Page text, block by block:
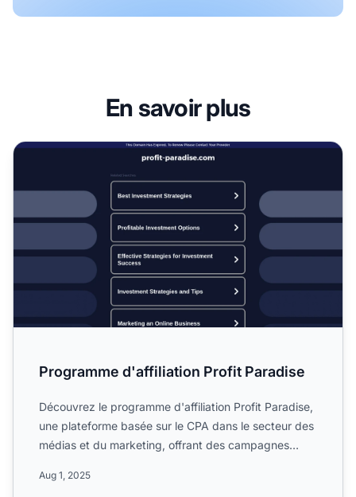
En savoir plus
Programme d'affiliation Profit Paradise
Programme d'affiliation Profit Paradise
Découvrez le programme d'affiliation Profit Paradise,
une plateforme basée sur le CPA dans le secteur des
médias et du marketing, offrant des campagnes
Aug 1, 2025